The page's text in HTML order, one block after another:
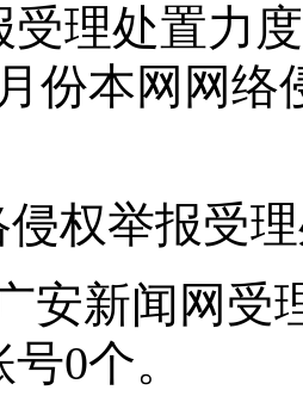
受理处置力
份本网网
权举报受
安新闻网受
0个。